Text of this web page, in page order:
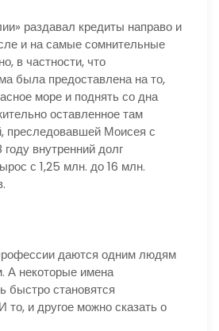
раздавал кредиты направо и
и на самые сомнительные
в частности, что
была предоставлена на то,
море и поднять со дна
оставленное там
преследовавшей Моисея с
внутренний долг
с 1,25 млн. до 16 млн.
даются одним людям
А некоторые имена
быстро становятся
то, и другое можно сказать о